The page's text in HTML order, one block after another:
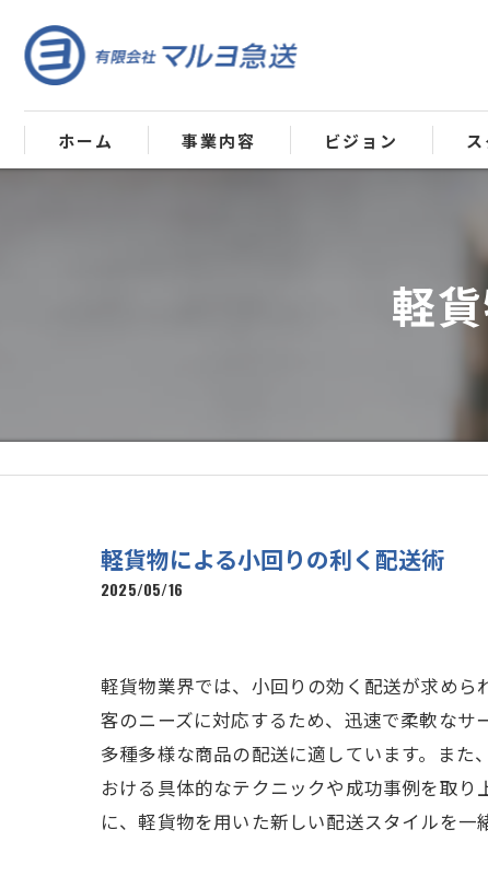
ホーム 事業内容 ビジョン
軽
軽貨物による小回りの利く配送術
2025/05/16
軽貨物業界では、小回りの効く配送が求め
客のニーズに対応するため、迅速で柔軟なサ
多種多様な商品の配送に適しています。ま
おける具体的なテクニックや成功事例を取
に、軽貨物を用いた新しい配送スタイルを一